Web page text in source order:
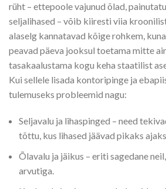
rüht – ettepoole vajunud õlad,
seljalihased – võib kiiresti viia
alaselg kannatavad kõige rohkem,
peavad päeva jooksul toetama mitte
tasakaalustama kogu keha staatilist
Kui sellele lisada kontoripinge ja
tulemuseks probleemid nagu:
Seljavalu ja lihaspinged – need
tõttu, kus lihased jäävad pikaks
Õlavalu ja jäikus – eriti sagedane
arvutiga.